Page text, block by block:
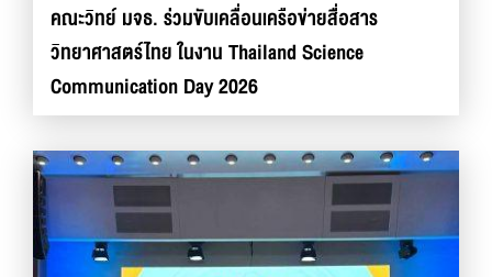
คณะวิทย์ มจธ. ร่วมขับเคลื่อนเครือข่ายสื่อสาร
วิทยาศาสตร์ไทย ในงาน Thailand Science
Communication Day 2026